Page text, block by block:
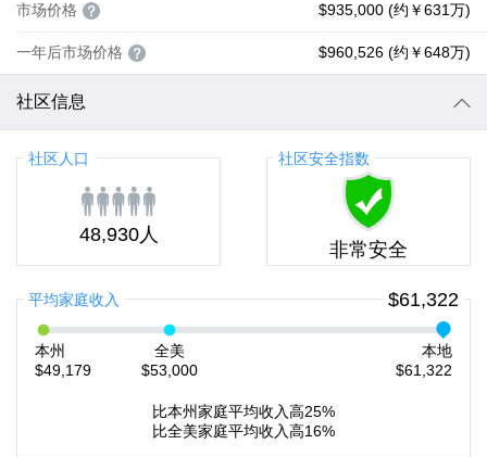
市场价格 $935,000 (约￥631万)
一年后市场价格 $960,526 (约￥648万)
社区信息
社区人口
48,930人
社区安全指数
非常安全
平均家庭收入 $61,322
本州
$49,179
全美
$53,000
本地
$61,322
比本州家庭平均收入高25%
比全美家庭平均收入高16%